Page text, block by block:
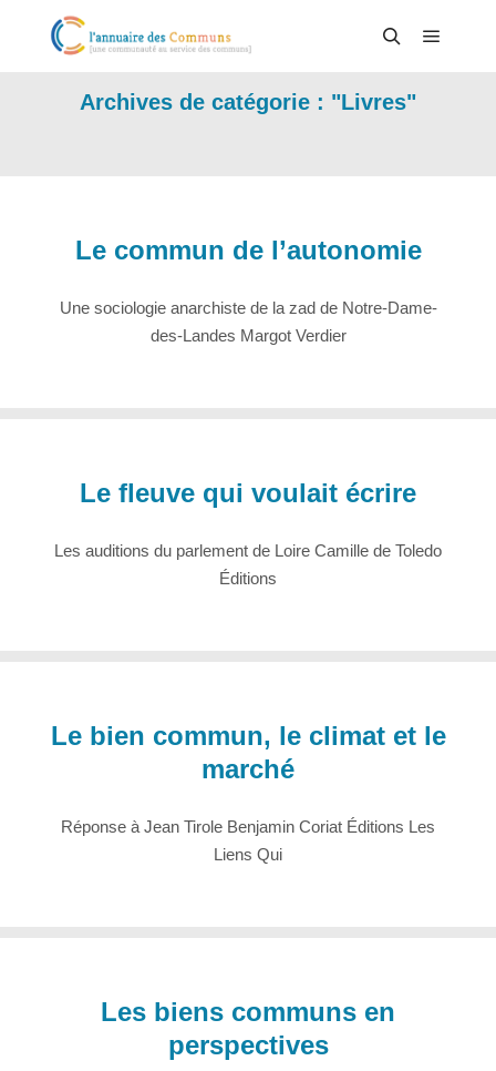
Archives de catégorie : "Livres"
Le commun de l’autonomie
Une sociologie anarchiste de la zad de Notre-Dame-
des-Landes Margot Verdier
Le fleuve qui voulait écrire
Les auditions du parlement de Loire Camille de Toledo
Éditions
Le bien commun, le climat et le
marché
Réponse à Jean Tirole Benjamin Coriat Éditions Les
Liens Qui
Les biens communs en
perspectives